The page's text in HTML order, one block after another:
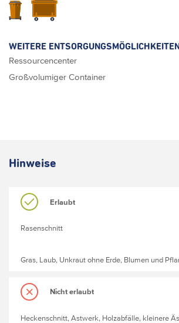
WEITERE
Ressourcencenter
Großvolumiger Container
Hinweise
Erlaubt
Rasenschnitt
Gras, Laub, Unkraut ohne Erde, Blumen und
Nicht erlaubt
Heckenschnitt, Astwerk, Holzabfälle, kleinere